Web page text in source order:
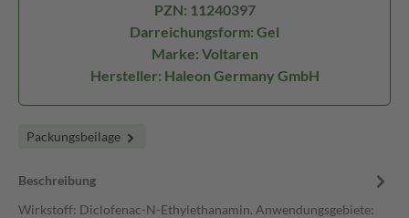
PZN: 11240397
Darreichungsform: Gel
Marke: Voltaren
Hersteller: Haleon Germany GmbH
Packungsbeilage
Beschreibung
Wirkstoff: Diclofenac-N-Ethylethanamin. Anwendungsgebiete: